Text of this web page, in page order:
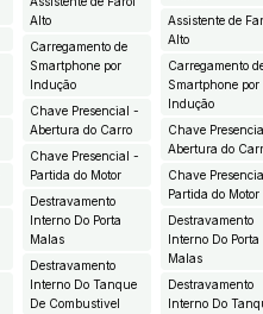
Alto
Carregamento de
Smartphone por
Indução
Chave Presencial -
Abertura do Carro
Chave Presencial -
Partida do Motor
Destravamento
Interno Do Porta
Malas
Destravamento
Interno Do Tanque
De Combustivel
Assistente de
Alto
Carregamento
Smartphone por
Indução
Chave
Abertura do
Chave
Partida do Motor
Destravamento
Interno Do Porta
Malas
Destravamento
Interno Do